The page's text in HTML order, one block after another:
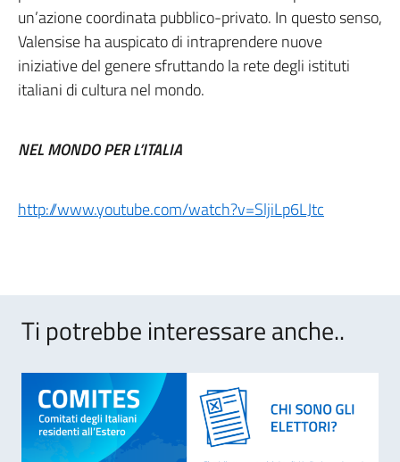
un’azione coordinata pubblico-privato. In questo senso,
Valensise ha auspicato di intraprendere nuove
iniziative del genere sfruttando la rete degli istituti
italiani di cultura nel mondo.
NEL MONDO PER L’ITALIA
http://www.youtube.com/watch?v=SljiLp6LJtc
Ti potrebbe interessare anche..